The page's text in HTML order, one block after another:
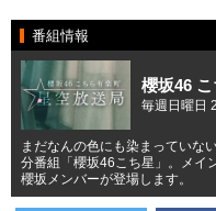
番組情報
櫻坂46
毎週日曜日
まだなんの色にも染まっていな
分番組「櫻坂46こち星」。メイ
櫻坂メンバーが登場します。